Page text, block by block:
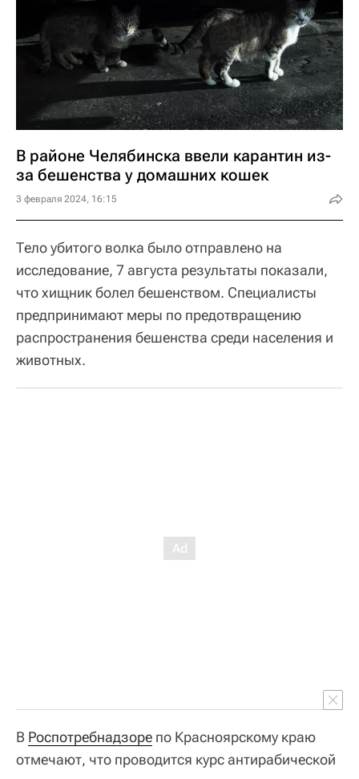
В районе Челябинска ввели карантин из-
за бешенства у домашних кошек
3 февраля 2024, 16:15
Тело убитого волка было отправлено на
исследование, 7 августа результаты показали,
что хищник болел бешенством. Специалисты
предпринимают меры по предотвращению
распространения бешенства среди населения и
животных.
В Роспотребнадзоре по Красноярскому краю
отмечают, что проводится курс антирабической